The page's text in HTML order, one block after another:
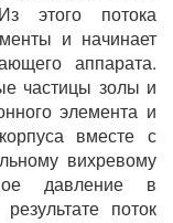
этого потока
и начинает
аппарата.
частицы золы и
элемента и
вместе с
вихревому
давление в
поток